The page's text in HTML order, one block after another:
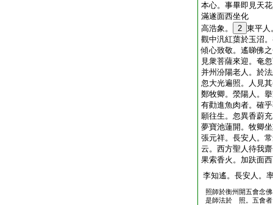
本心。事畢即見天
滿遂面西坐化
高浩象。
2 東平人
觀中汎紅蕖於玉沼
傾心致敬。遙睇佛
見衆菩薩來迎。奄
并州汾陽老人。於
忽大光遍照。人見
鄭牧卿。滎陽人。
有勸進魚肉者。確
願往生。忽異香蔚
夢寶池蓮開。牧卿
張元祥。長安人。
云。西方聖人待我
果索香火。加趺面
李知遙。長安人。
照師於衡州開五會念
是師法於 照。五會者